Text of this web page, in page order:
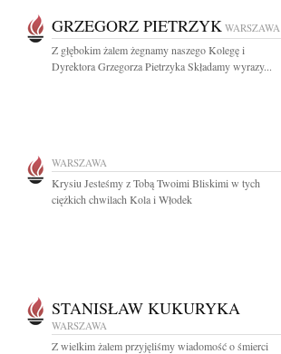
GRZEGORZ PIETRZYK WARSZAWA
Z głębokim żalem żegnamy naszego Kolegę i
Dyrektora Grzegorza Pietrzyka Składamy wyrazy...
WARSZAWA
Krysiu Jesteśmy z Tobą Twoimi Bliskimi w tych
ciężkich chwilach Kola i Włodek
STANISŁAW KUKURYKA
WARSZAWA
Z wielkim żalem przyjęliśmy wiadomość o śmierci